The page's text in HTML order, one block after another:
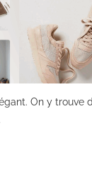
On y trouve